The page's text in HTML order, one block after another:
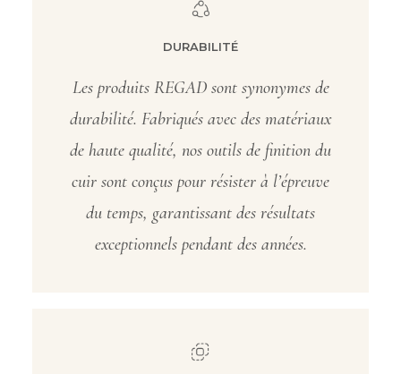
DURABILITÉ
Les produits REGAD sont synonymes de
durabilité. Fabriqués avec des matériaux
de haute qualité, nos outils de finition du
cuir sont conçus pour résister à l’épreuve
du temps, garantissant des résultats
exceptionnels pendant des années.